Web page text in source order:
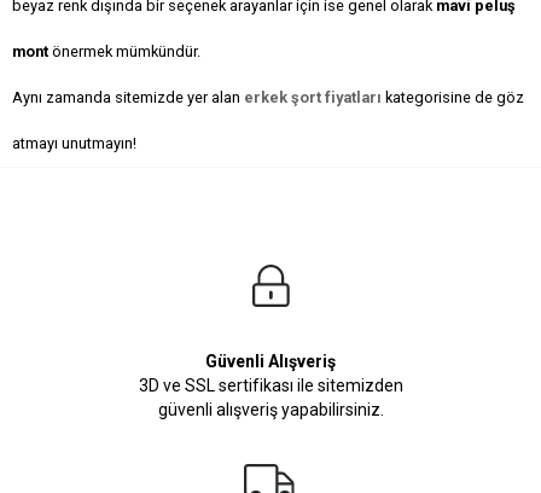
beyaz renk dışında bir seçenek arayanlar için ise genel olarak mavi peluş
mont önermek mümkündür.
Aynı zamanda sitemizde yer alan erkek şort fiyatları kategorisine de göz
atmayı unutmayın!
Güvenli Alışveriş
3D ve SSL sertifikası ile sitemizden
güvenli alışveriş yapabilirsiniz.